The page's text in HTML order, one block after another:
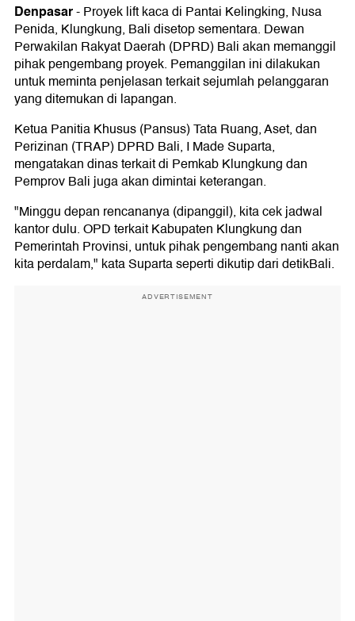
Denpasar-Proyek lift kaca di Pantai Kelingking, Nusa
Penida, Klungkung, Bali disetop sementara. Dewan
Perwakilan Rakyat Daerah (DPRD) Bali akan memanggil
pihak pengembang proyek. Pemanggilan ini dilakukan
untuk meminta penjelasan terkait sejumlah pelanggaran
yang ditemukan di lapangan.
Ketua Panitia Khusus (Pansus) Tata Ruang, Aset, dan
Perizinan (TRAP) DPRD Bali, I Made Suparta,
mengatakan dinas terkait di Pemkab Klungkung dan
Pemprov Bali juga akan dimintai keterangan.
"Minggu depan rencananya (dipanggil), kita cek jadwal
kantor dulu. OPD terkait Kabupaten Klungkung dan
Pemerintah Provinsi, untuk pihak pengembang nanti akan
kita perdalam," kata Suparta seperti dikutip dari detikBali.
ADVERTISEMENT